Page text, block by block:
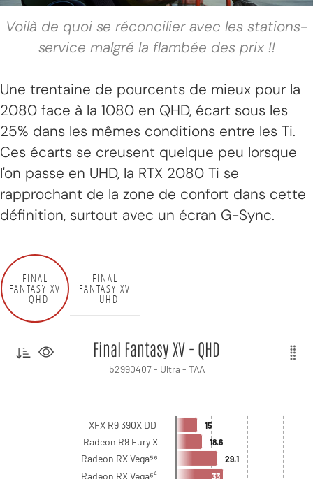
Voilà de quoi se réconcilier avec les stations-
service malgré la flambée des prix !!
Une trentaine de pourcents de mieux pour la
2080 face à la 1080 en QHD, écart sous les
25% dans les mêmes conditions entre les Ti.
Ces écarts se creusent quelque peu lorsque
l'on passe en UHD, la RTX 2080 Ti se
rapprochant de la zone de confort dans cette
définition, surtout avec un écran G-Sync.